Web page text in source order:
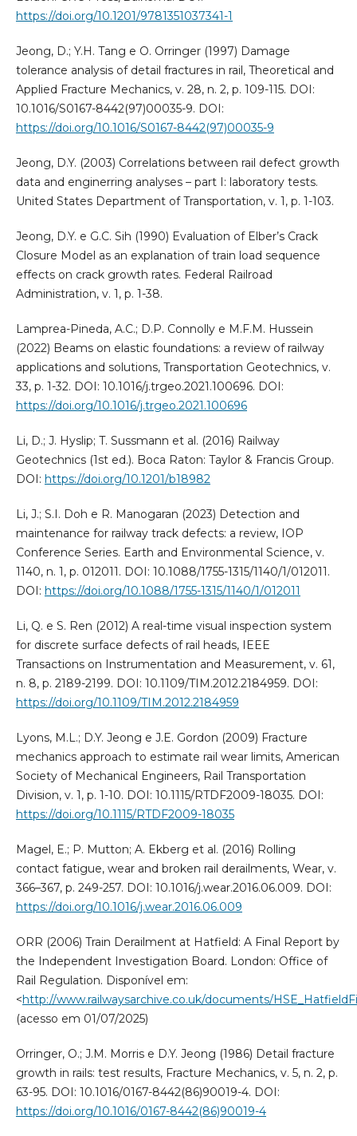
https://doi.org/10.1201/9781351037341-1
Jeong, D.; Y.H. Tang e O. Orringer (1997) Damage
tolerance analysis of detail fractures in rail, Theoretical and
Applied Fracture Mechanics, v. 28, n. 2, p. 109-115. DOI:
10.1016/S0167-8442(97)00035-9. DOI:
https://doi.org/10.1016/S0167-8442(97)00035-9
Jeong, D.Y. (2003) Correlations between rail defect growth
data and enginerring analyses – part I: laboratory tests.
United States Department of Transportation, v. 1, p. 1-103.
Jeong, D.Y. e G.C. Sih (1990) Evaluation of Elber’s Crack
Closure Model as an explanation of train load sequence
effects on crack growth rates. Federal Railroad
Administration, v. 1, p. 1-38.
Lamprea-Pineda, A.C.; D.P. Connolly e M.F.M. Hussein
(2022) Beams on elastic foundations: a review of railway
applications and solutions, Transportation Geotechnics, v.
33, p. 1-32. DOI: 10.1016/j.trgeo.2021.100696. DOI:
https://doi.org/10.1016/j.trgeo.2021.100696
Li, D.; J. Hyslip; T. Sussmann et al. (2016) Railway
Geotechnics (1st ed.). Boca Raton: Taylor & Francis Group.
DOI: https://doi.org/10.1201/b18982
Li, J.; S.I. Doh e R. Manogaran (2023) Detection and
maintenance for railway track defects: a review, IOP
Conference Series. Earth and Environmental Science, v.
1140, n. 1, p. 012011. DOI: 10.1088/1755-1315/1140/1/012011.
DOI: https://doi.org/10.1088/1755-1315/1140/1/012011
Li, Q. e S. Ren (2012) A real-time visual inspection system
for discrete surface defects of rail heads, IEEE
Transactions on Instrumentation and Measurement, v. 61,
n. 8, p. 2189-2199. DOI: 10.1109/TIM.2012.2184959. DOI:
https://doi.org/10.1109/TIM.2012.2184959
Lyons, M.L.; D.Y. Jeong e J.E. Gordon (2009) Fracture
mechanics approach to estimate rail wear limits, American
Society of Mechanical Engineers, Rail Transportation
Division, v. 1, p. 1-10. DOI: 10.1115/RTDF2009-18035. DOI:
https://doi.org/10.1115/RTDF2009-18035
Magel, E.; P. Mutton; A. Ekberg et al. (2016) Rolling
contact fatigue, wear and broken rail derailments, Wear, v.
366–367, p. 249-257. DOI: 10.1016/j.wear.2016.06.009. DOI:
https://doi.org/10.1016/j.wear.2016.06.009
ORR (2006) Train Derailment at Hatfield: A Final Report by
the Independent Investigation Board. London: Office of
Rail Regulation. Disponível em:
<http://www.railwaysarchive.co.uk/documents/
(acesso em 01/07/2025)
Orringer, O.; J.M. Morris e D.Y. Jeong (1986) Detail fracture
growth in rails: test results, Fracture Mechanics, v. 5, n. 2, p.
63-95. DOI: 10.1016/0167-8442(86)90019-4. DOI:
https://doi.org/10.1016/0167-8442(86)90019-4